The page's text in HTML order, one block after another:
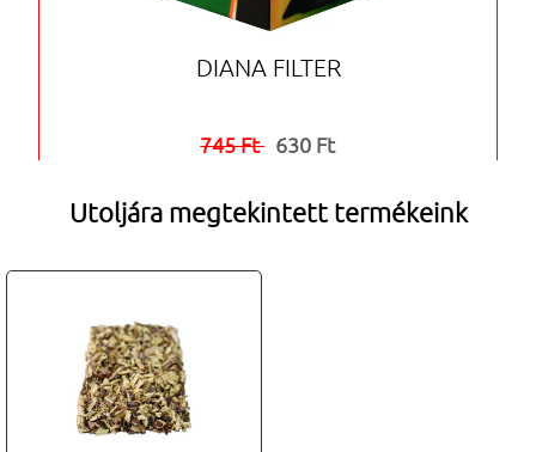
DIANA FILTER
745 Ft 630 Ft
Utoljára megtekintett termékeink